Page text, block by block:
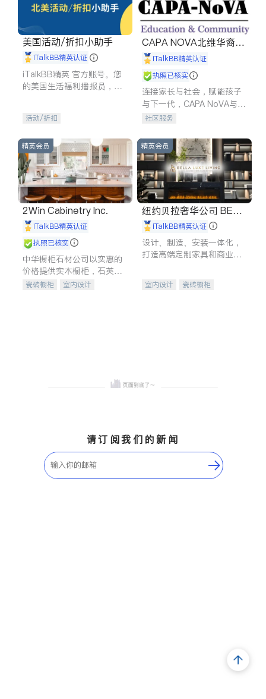
美国活动/折扣小助手
iTalkBB精英认证
iTalkBB精英 官方账号。您
的美国生活福利播报员，精
专属福利。
活动/折扣
CAPA NOVA北维华裔家
长会iTalkBB精英认证
执照已核实
连接家长与社会，赋能孩子
与下一代，CAPA NoVA与您
携手建设包容、公平、充满
社区服务
精英会员
2Win Cabinetry Inc.
iTalkBB精英认证
执照已核实
中华橱柜石材公司以实惠的
价格提供实木橱柜，石英石
台面，多种优质不锈钢水
瓷砖橱柜
室内设计
精英会员
纽约贝拉奢华公司 BELL
A LUXE
iTalkBB精英认证
设计、制造、安装一体化，
打造高端定制家具和商业空
室内设计
瓷砖橱柜
请订阅我们的新闻